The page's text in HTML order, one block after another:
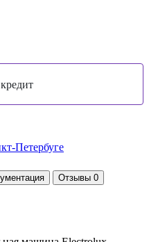
Петербуге
Отзывы 0